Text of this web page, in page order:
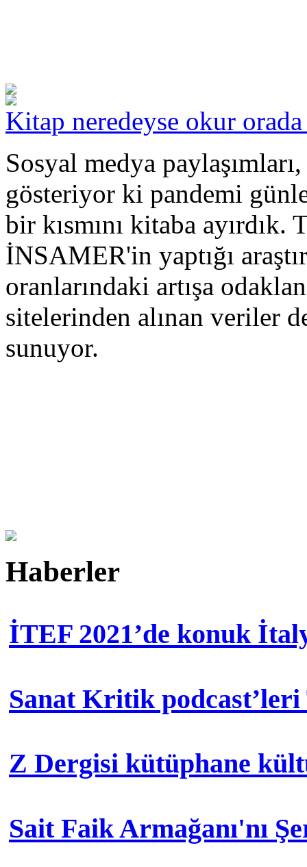
Kitap neredeyse okur
Sosyal medya
gösteriyor ki pandemi
bir kısmını kitaba
İNSAMER'in yaptığı
oranlarındaki artışa
sitelerinden alınan veriler
sunuyor.
Haberler
İTEF 2021’de konuk
Sanat Kritik podcast’leri
Z Dergisi kütüphane
Sait Faik Armağanı'nı